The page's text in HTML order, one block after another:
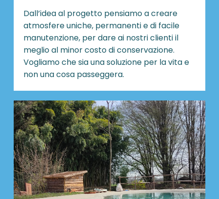
Dall’idea al progetto pensiamo a creare
atmosfere uniche, permanenti e di facile
manutenzione, per dare ai nostri clienti il
meglio al minor costo di conservazione.
Vogliamo che sia una soluzione per la vita e
non una cosa passeggera.